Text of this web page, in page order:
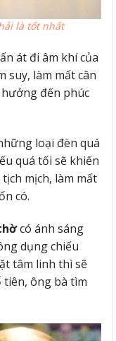
là tốt nhất
át đi âm khí của
suy, làm mất cân
đến phúc
loại đèn quá
quá tối sẽ khiến
mịch, làm mất
có.
có ánh sáng
dụng chiếu
tâm linh thì sẽ
ông bà tìm